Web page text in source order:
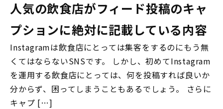
人気の飲食店がフィード投稿のキャ
プションに絶対に記載している内容
Instagramは飲食店にとっては集客をするのにもう無
くてはならないSNSです。 しかし、初めてInstagram
を運用する飲食店にとっては、何を投稿すれば良いか
分からず、困ってしまうこともあるでしょう。 さらに
キャプ […]